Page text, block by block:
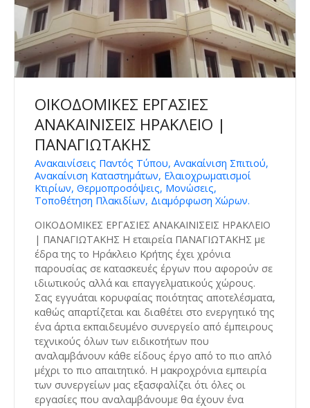
ΟΙΚΟΔΟΜΙΚΕΣ ΕΡΓΑΣΙΕΣ
ΑΝΑΚΑΙΝΙΣΕΙΣ ΗΡΑΚΛΕΙΟ |
ΠΑΝΑΓΙΩΤΑΚΗΣ
Ανακαινίσεις Παντός Τύπου, Ανακαίνιση Σπιτιού,
Ανακαίνιση Καταστημάτων, Ελαιοχρωματισμοί
Κτιρίων, Θερμοπροσόψεις, Μονώσεις,
Τοποθέτηση Πλακιδίων, Διαμόρφωση Χώρων.
ΟΙΚΟΔΟΜΙΚΕΣ ΕΡΓΑΣΙΕΣ ΑΝΑΚΑΙΝΙΣΕΙΣ ΗΡΑΚΛΕΙΟ
| ΠΑΝΑΓΙΩΤΑΚΗΣ Η εταιρεία ΠΑΝΑΓΙΩΤΑΚΗΣ με
έδρα της το Ηράκλειο Κρήτης έχει χρόνια
παρουσίας σε κατασκευές έργων που αφορούν σε
ιδιωτικούς αλλά και επαγγελματικούς χώρους.
Σας εγγυάται κορυφαίας ποιότητας αποτελέσματα,
καθώς απαρτίζεται και διαθέτει στο ενεργητικό της
ένα άρτια εκπαιδευμένο συνεργείο από έμπειρους
τεχνικούς όλων των ειδικοτήτων που
αναλαμβάνουν κάθε είδους έργο από το πιο απλό
μέχρι το πιο απαιτητικό. Η μακροχρόνια εμπειρία
των συνεργείων μας εξασφαλίζει ότι όλες οι
εργασίες που αναλαμβάνουμε θα έχουν ένα